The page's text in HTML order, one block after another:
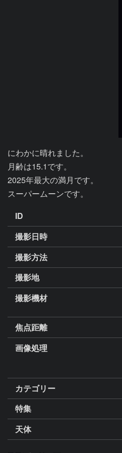
にわかに晴れました。
月齢は15.1です。
2025年最大の満月です。
ID
撮影日時
撮影方法
撮影地
撮影機材
焦点距離
画像処理
カテゴリー
特集
天体